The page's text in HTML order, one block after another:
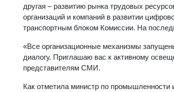
другая – развитию рынка трудовых
организаций и компаний в развитии
транспортным блоком Комиссии. На
«Все организационные механизмы
диалогу. Приглашаю вас к активному
представителям СМИ.
Как отметила министр по